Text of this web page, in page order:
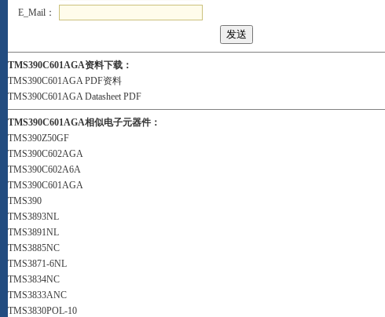
E_Mail：
TMS390C601AGA资料下载：
TMS390C601AGA PDF资料
TMS390C601AGA Datasheet PDF
TMS390C601AGA相似电子元器件：
TMS390Z50GF
TMS390C602AGA
TMS390C602A6A
TMS390C601AGA
TMS390
TMS3893NL
TMS3891NL
TMS3885NC
TMS3871-6NL
TMS3834NC
TMS3833ANC
TMS3830POL-10